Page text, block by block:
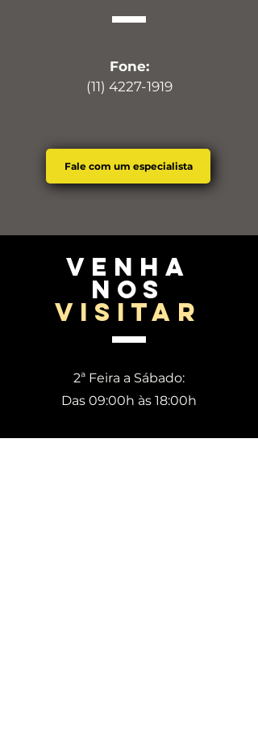
Fone:
(11) 4227-1919
Fale com um especialista
venha
nos
visitar
2ª Feira a Sábado:
Das 09:00h às 18:00h